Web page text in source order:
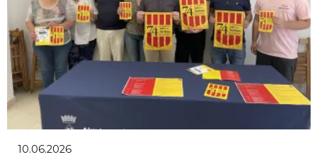
10.06.2026